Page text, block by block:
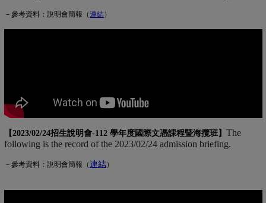
－參考資料：說明會簡報（連結(另開新視窗)
）
【2023/02/24招生說明會-112 學年度國際文憑課程暨海攬班】 The
following is the record of the 2023/02/24 admission briefing.
－參考資料：說明會簡報（連結(另開新視窗)
）